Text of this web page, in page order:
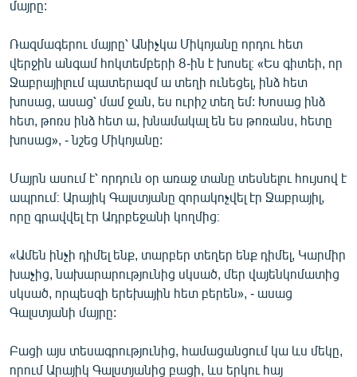
«Ազատության» բոլոր կայքերը
մայրը:
Ռազմագերու մայրը՝ Անիչկա Միկոյանը որդու հետ
վերջին անգամ հոկտեմբերի 8-ին է խոսել։ «Ես գիտեի, որ
Ջաբրայիլում պատերազմ ա տեղի ունեցել, ինձ հետ
խոսաց, ասաց՝ մամ ջան, ես ուրիշ տեղ եմ: Խոսաց ինձ
հետ, թոռս ինձ հետ ա, խնամակալ են ես թոռանս, հետը
խոսաց», - նշեց Միկոյանը:
Մայրն ասում է՝ որդուն օր առաջ տանը տեսնելու հույսով է
ապրում։ Արայիկ Գալստյանը զորակոչվել էր Ջաբրայիլ,
որը գրավվել էր Ադրբեջանի կողմից։
«Ամեն ինչի դիմել ենք, տարբեր տեղեր ենք դիմել, Կարմիր
խաչից, նախարարությունից սկսած, մեր վայենկոմատից
սկսած, որպեսզի երեխային հետ բերեն», - ասաց
Գալստյանի մայրը:
Բացի այս տեսագրությունից, համացանցում կա ևս մեկը,
որում Արայիկ Գալստյանից բացի, ևս երկու հայ